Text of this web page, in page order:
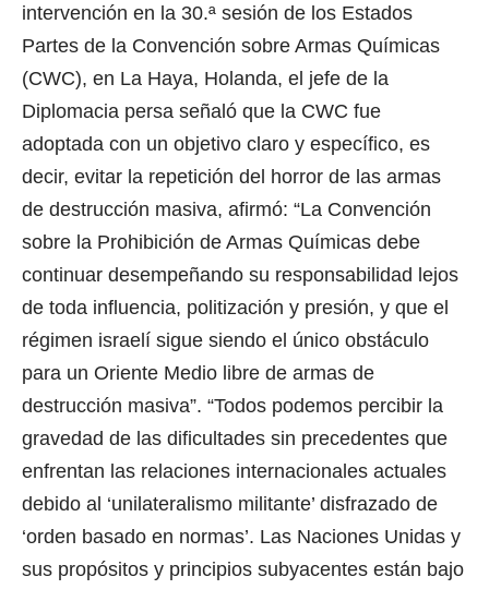
intervención en la 30.ª sesión de los Estados
Partes de la Convención sobre Armas Químicas
(CWC), en La Haya, Holanda, el jefe de la
Diplomacia persa señaló que la CWC fue
adoptada con un objetivo claro y específico, es
decir, evitar la repetición del horror de las armas
de destrucción masiva, afirmó: “La Convención
sobre la Prohibición de Armas Químicas debe
continuar desempeñando su responsabilidad lejos
de toda influencia, politización y presión, y que el
régimen israelí sigue siendo el único obstáculo
para un Oriente Medio libre de armas de
destrucción masiva”. “Todos podemos percibir la
gravedad de las dificultades sin precedentes que
enfrentan las relaciones internacionales actuales
debido al ‘unilateralismo militante’ disfrazado de
‘orden basado en normas’. Las Naciones Unidas y
sus propósitos y principios subyacentes están bajo